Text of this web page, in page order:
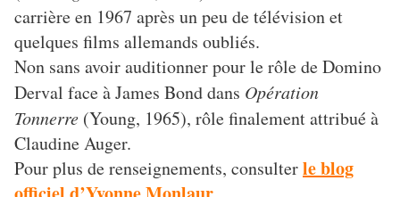
carrière en 1967 après un peu de télévision et
quelques films allemands oubliés.
Non sans avoir auditionner pour le rôle de Domino
Derval face à James Bond dans Opération
Tonnerre (Young, 1965), rôle finalement attribué à
Claudine Auger.
Pour plus de renseignements, consulterle blog